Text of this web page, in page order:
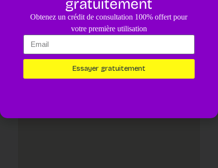
Un diagnostic pour votre animal assisté par IA.
Essayer maintenant
gratuitement
Obtenez un crédit de consultation 100% offert pour
votre première utilisation
Essayer gratuitement